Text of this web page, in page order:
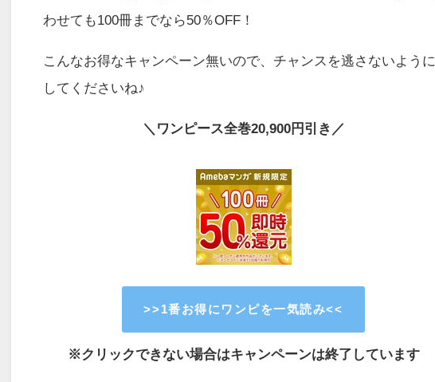
わせても100冊までなら50％OFF！
こんなお得なキャンペーン無いので、チャンスを逃さないように
してくださいね♪
＼ワンピース全巻20,900円引き／
>>1番お得にワンピを一気読み<<
※クリックできない場合はキャンペーンは終了しています